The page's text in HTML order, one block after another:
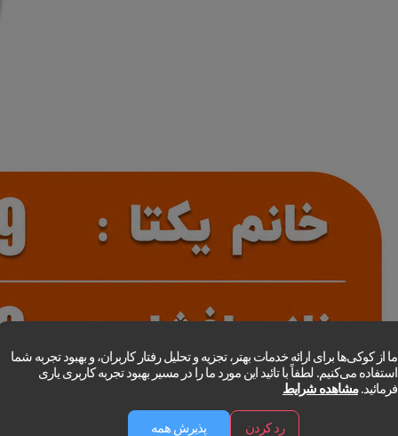
ما از کوکی‌ها برای ارائه خدمات بهتر، تجزیه و تحلیل رفتار کاربران، و بهبود تجربه شما
استفاده می‌کنیم. لطفاً با تائید این مورد ما را در مسیر بهبود تجربه کاربری یاری
فرمائید.مشاهده شرایط
رد کردن پذیرش همه